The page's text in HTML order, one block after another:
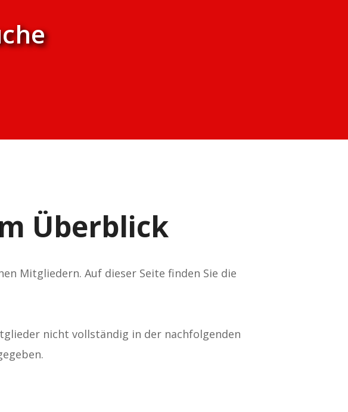
Überblick
Mitgliedern. Auf dieser Seite finden Sie die
nicht vollständig in der nachfolgenden